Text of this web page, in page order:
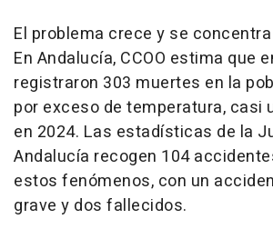
El problema crece y se
En Andalucía, CCOO estima que
registraron 303 muertes en la
por exceso de temperatura, casi
en 2024. Las estadísticas de la
Andalucía recogen 104
estos fenómenos, con un
grave y dos fallecidos.